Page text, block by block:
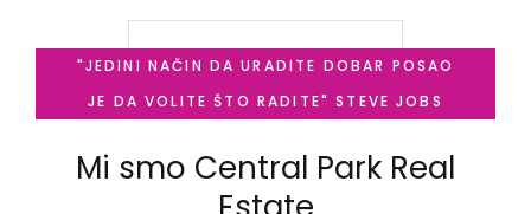
NAŠI PROJEKTI
"JEDINI NAČIN DA URADITE DOBAR POSAO
JE DA VOLITE ŠTO RADITE" STEVE JOBS
Mi smo Central Park Real